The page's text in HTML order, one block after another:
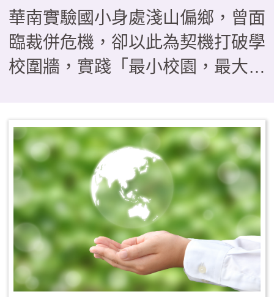
華南實驗國小身處淺山偏鄉，曾面
臨裁併危機，卻以此為契機打破學
校圍牆，實踐「最小校園，最大教
域、行動、反思」，引導學生經歷
「把地方當教材」、「把地方當關
係」到「為地方採取行動」的三段
思維轉折。 透過四季課程
——秋季山野淬鍊、冬季走讀踏
查、春季服務旅行與夏季公民參
與，我們帶領孩子從山林守護、產